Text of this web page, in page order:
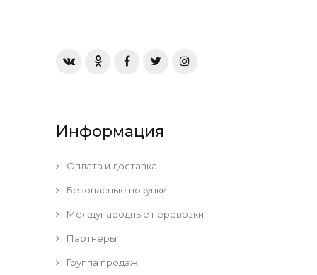
Информация
Оплата и доставка
Безопасные покупки
Международные перевозки
Партнеры
Группа продаж